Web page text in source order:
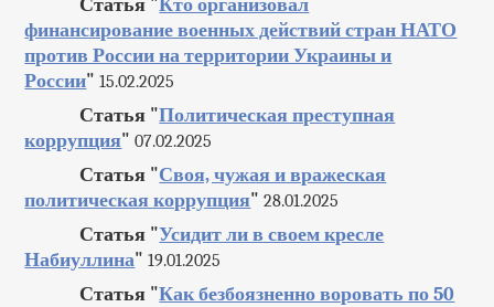
Статья "Кто организовал
финансирование военных действий стран НАТО
против России на территории Украины и
России" 15.02.2025
Статья "Политическая преступная
коррупция" 07.02.2025
Статья "Своя, чужая и вражеская
политическая коррупция" 28.01.2025
Статья "Усидит ли в своем кресле
Набиуллина" 19.01.2025
Статья "Как безбоязненно воровать по 50